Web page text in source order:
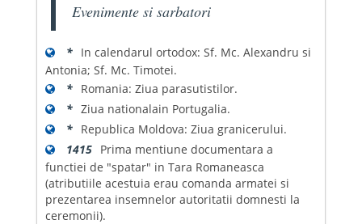
Evenimente si sarbatori
* In calendarul ortodox: Sf. Mc. Alexandru si
Antonia; Sf. Mc. Timotei.
* Romania: Ziua parasutistilor.
* Ziua nationalain Portugalia.
* Republica Moldova: Ziua granicerului.
1415 Prima mentiune documentara a
functiei de "spatar" in Tara Romaneasca
(atributiile acestuia erau comanda armatei si
prezentarea insemnelor autoritatii domnesti la
ceremonii).